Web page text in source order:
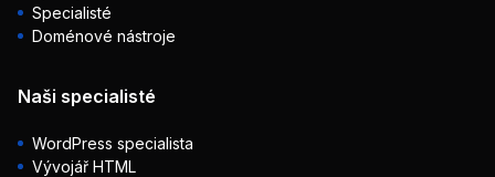
Specialisté
Doménové nástroje
Naši specialisté
WordPress specialista
Vývojář HTML